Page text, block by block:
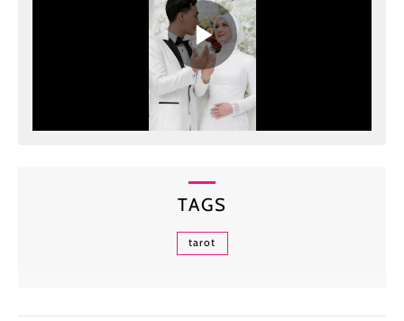
TAGS
tarot